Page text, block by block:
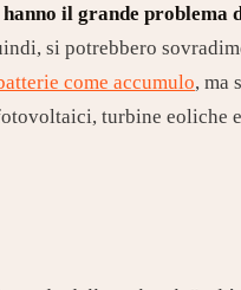
il grande problema
si potrebbero
come accumulo, ma
turbine eoliche